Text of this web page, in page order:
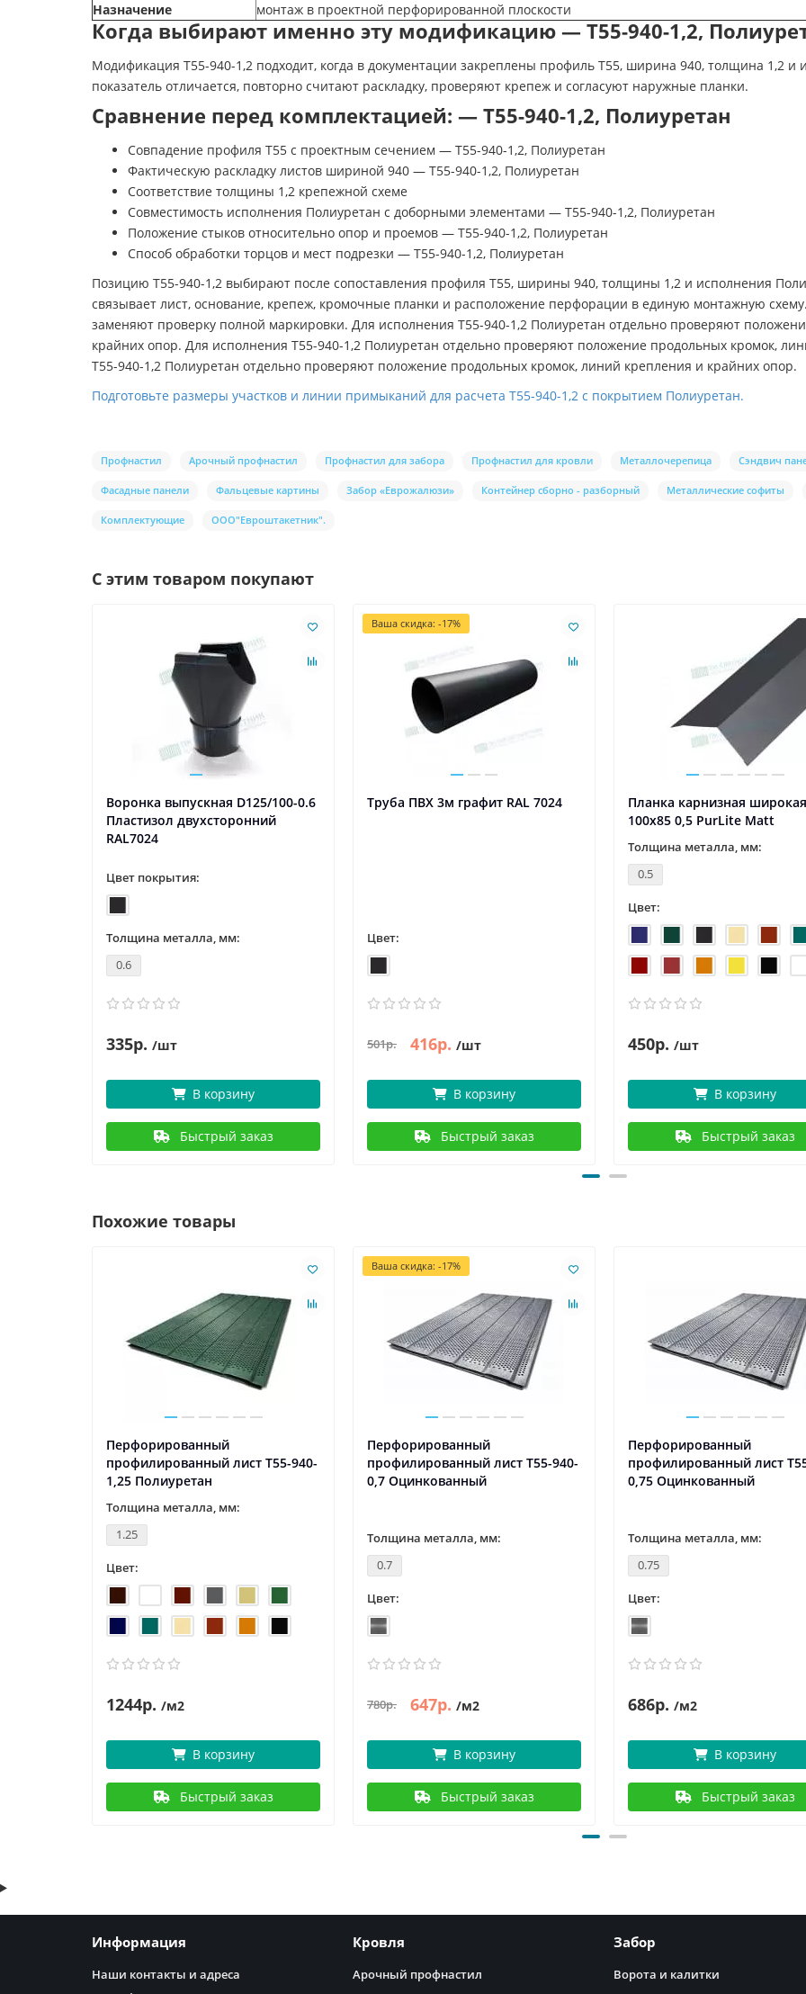
Назначение
монтаж в проектной перфорированной плоскости
Когда выбирают именно эту модификацию — Т55-940-1,2,
Модификация Т55-940-1,2 подходит, когда в документации закреплены профиль Т55, ширина 940, толщина 1,2 и
показатель отличается, повторно считают раскладку, проверяют крепеж и согласуют наружные планки.
Сравнение перед комплектацией: — Т55-940-1,2, Полиуретан
Совпадение профиля Т55 с проектным сечением — Т55-940-1,2, Полиуретан
Фактическую раскладку листов шириной 940 — Т55-940-1,2, Полиуретан
Соответствие толщины 1,2 крепежной схеме
Совместимость исполнения Полиуретан с доборными элементами — Т55-940-1,2, Полиуретан
Положение стыков относительно опор и проемов — Т55-940-1,2, Полиуретан
Способ обработки торцов и мест подрезки — Т55-940-1,2, Полиуретан
Позицию Т55-940-1,2 выбирают после сопоставления профиля Т55, ширины 940, толщины 1,2 и исполнения
связывает лист, основание, крепеж, кромочные планки и расположение перфорации в единую монтажную
заменяют проверку полной маркировки. Для исполнения Т55-940-1,2 Полиуретан отдельно проверяют
крайних опор. Для исполнения Т55-940-1,2 Полиуретан отдельно проверяют положение продольных кромок,
Т55-940-1,2 Полиуретан отдельно проверяют положение продольных кромок, линий крепления и крайних опор.
Подготовьте размеры участков и линии примыканий для расчета Т55-940-1,2 с покрытием Полиуретан.
Профнастил Арочный профнастил Профнастил для забора Профнастил для кровли Металлочерепица Сэндвич
Фасадные панели Фальцевые картины Забор «Еврожалюзи» Контейнер сборно - разборный Металлические софиты
Комплектующие ООО"Евроштакетник".
С этим товаром покупают
Воронка выпускная D125/100-0.6
Пластизол двухсторонний
RAL7024
Цвет покрытия:
Толщина металла, мм:
0.6
335р. /шт
В корзину
Быстрый заказ
Ваша скидка: -17%
Труба ПВХ 3м графит RAL 7024
Цвет:
501р. 416р. /шт
В корзину
Быстрый заказ
Планка карнизная широкая
100х85 0,5 PurLite Мatt
Толщина металла, мм:
0.5
Цвет:
450р. /шт
В корзину
Быстрый заказ
Похожие товары
Перфорированный
профилированный лист Т55-940-
1,25 Полиуретан
Толщина металла, мм:
1.25
Цвет:
1244р. /м2
В корзину
Быстрый заказ
Ваша скидка: -17%
Перфорированный
профилированный лист Т55-940-
0,7 Оцинкованный
Толщина металла, мм:
0.7
Цвет:
780р. 647р. /м2
В корзину
Быстрый заказ
Перфорированный
профилированный лист
0,75 Оцинкованный
Толщина металла, мм:
0.75
Цвет:
686р. /м2
В корзину
Быстрый заказ
Информация
Наши контакты и адреса
Кровля
Арочный профнастил
Забор
Ворота и калитки